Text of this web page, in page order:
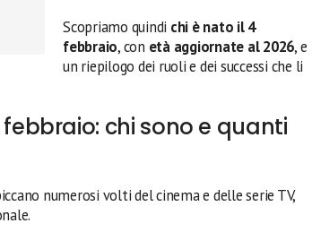
Scopriamo quindi chi è nato il 4
febbraio, con età aggiornate al 2026, e
un riepilogo dei ruoli e dei successi che li
chi sono e quanti
numerosi volti del cinema e delle serie TV,